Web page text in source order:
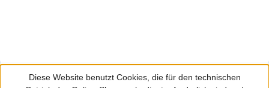
Diese Website benutzt Cookies, die für den technischen